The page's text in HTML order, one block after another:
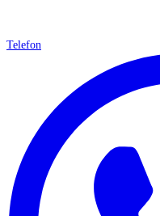
Telefon